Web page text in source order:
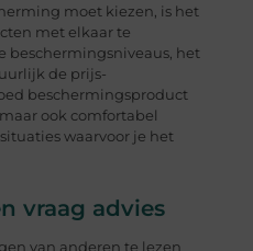
moet kiezen, is het
met elkaar te
beschermingsniveaus, het
de prijs-
beschermingsproduct
ook comfortabel
waarvoor je het
vraag advies
van anderen te lezen